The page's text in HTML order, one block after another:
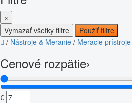
×
Vymazať všetky filtre
Použiť filtre
/ Nástroje & Meranie / Meracie prístroje
Cenové rozpätie›
€